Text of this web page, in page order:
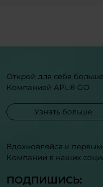
Открой для себя
Компанией APL® GO
Узнать больше
Вдохновляйся и первым
Компании в наших
ПОДПИШИСЬ: